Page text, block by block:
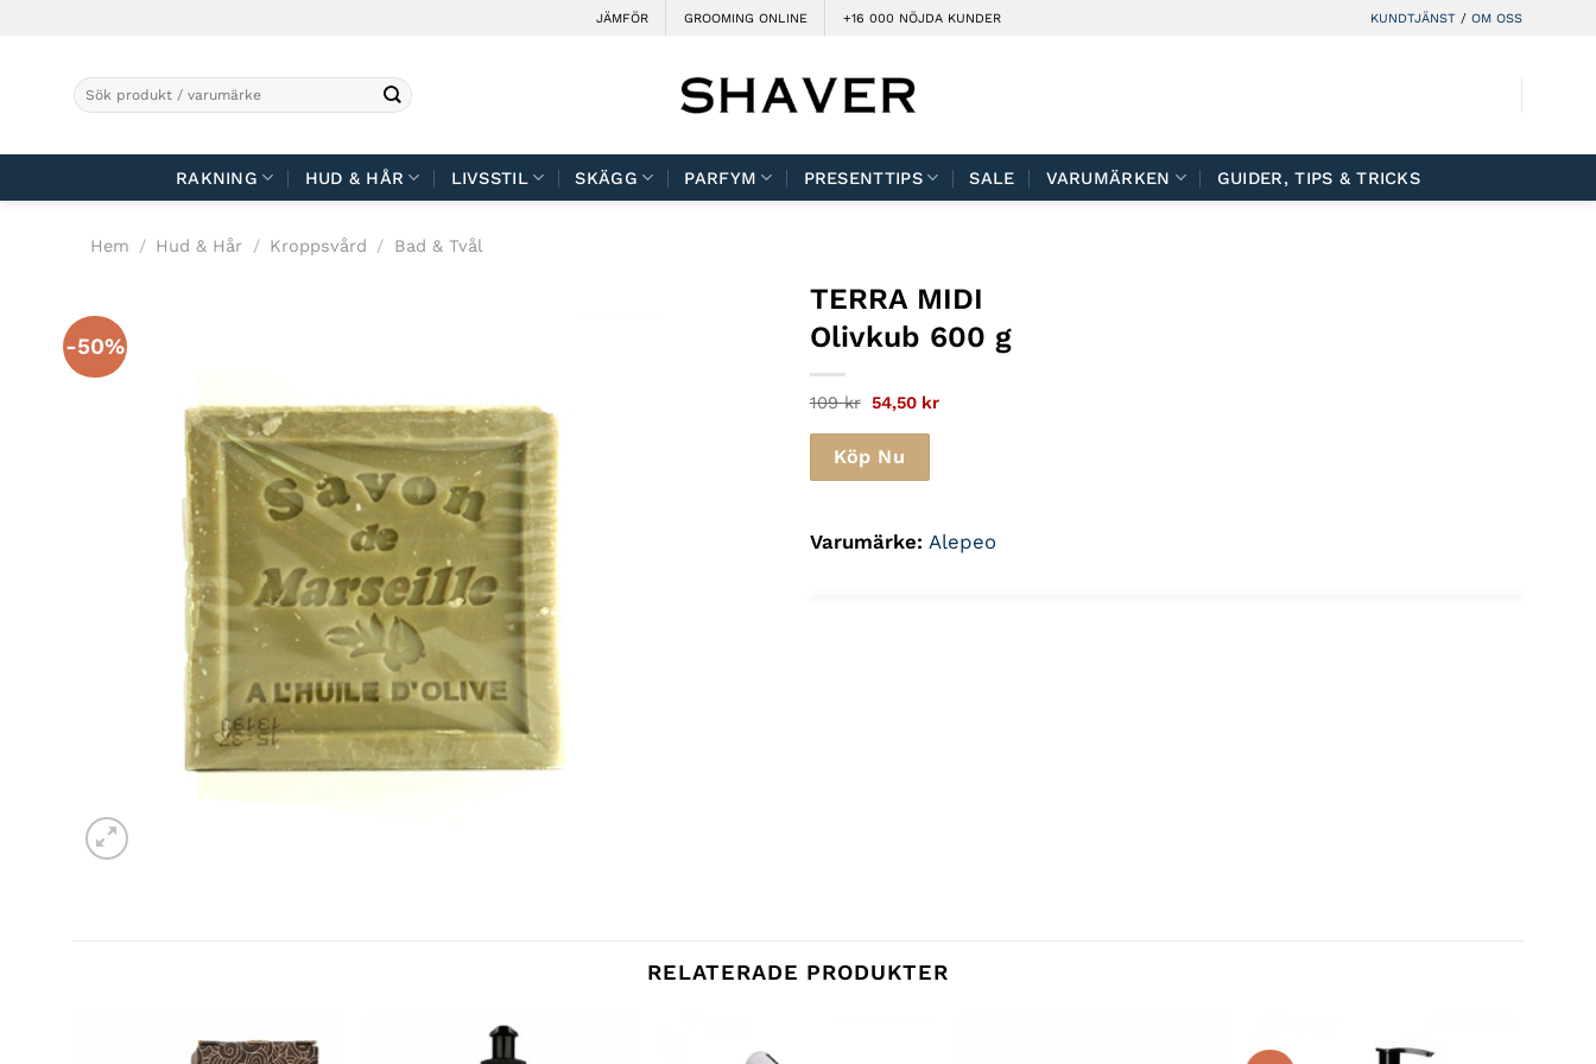
JÄMFÖR GROOMING ONLINE +16 000 NÖJDA KUNDER KUNDTJÄNST / OM OSS
Sök
efter:
RAKNING HUD & HÅR LIVSSTIL SKÄGG PARFYM PRESENTTIPS SALE VARUMÄRKEN GUIDER, TIPS & TRICKS
Hem / Hud & Hår / Kroppsvård / Bad & Tvål
-50%
TERRA MIDI
Olivkub 600 g
109kr Det
ursprungliga
priset
var:
109 kr.
54,50 krDet
Köp Nu
Varumärke: Alepeo
RELATERADE PRODUKTER